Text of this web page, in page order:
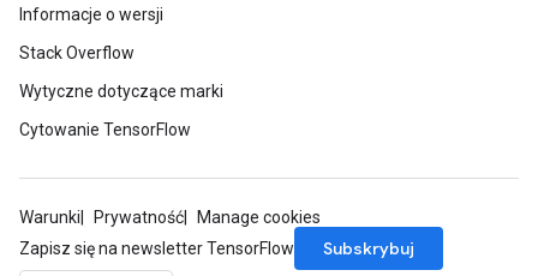
Informacje o wersji
Stack Overflow
Wytyczne dotyczące marki
Cytowanie TensorFlow
Warunki Prywatność
Manage cookies
Zapisz się na newsletter TensorFlow
Subskrybuj